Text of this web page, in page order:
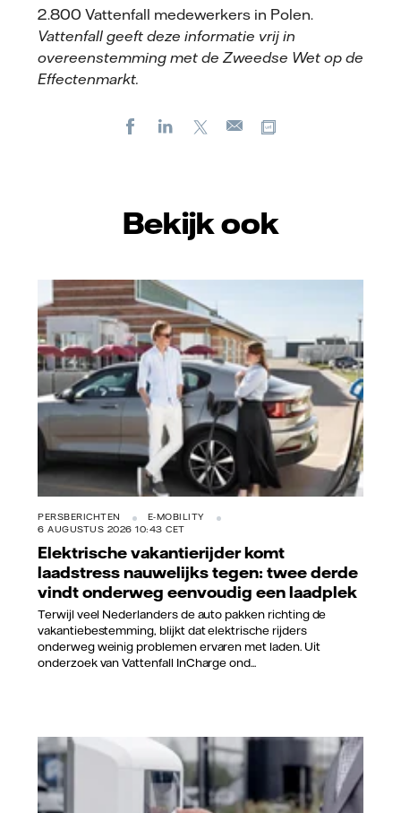
2.800 Vattenfall medewerkers in Polen.
Vattenfall geeft deze informatie vrij in
overeenstemming met de Zweedse Wet op de
Effectenmarkt.
FacebookLinkedIn
E-
Bekijk ook
Vattenfall/Jeanette Hägglund
PERSBERICHTEN
E-MOBILITY
6 AUGUSTUS 2026 10:43 CET
Elektrische vakantierijder komt
laadstress nauwelijks tegen: twee derde
vindt onderweg eenvoudig een laadplek
Terwijl veel Nederlanders de auto pakken richting de
vakantiebestemming, blijkt dat elektrische rijders
onderweg weinig problemen ervaren met laden. Uit
onderzoek van Vattenfall InCharge ond...
Vattenfall/Jorrit Lousberg